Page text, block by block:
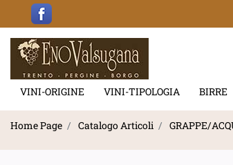
VINI-ORIGINE VINI-TIPOLOGIA BIRRE
Home Page Catalogo Articoli GRAPPE/